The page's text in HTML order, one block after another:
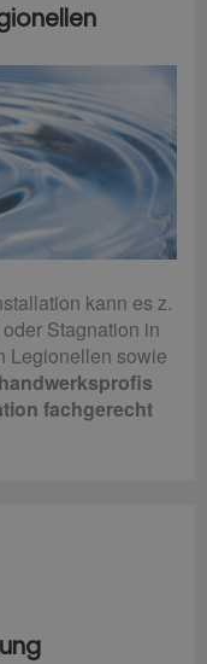
kann es z.
Stagnation in
Legionellen sowie
fachgerecht